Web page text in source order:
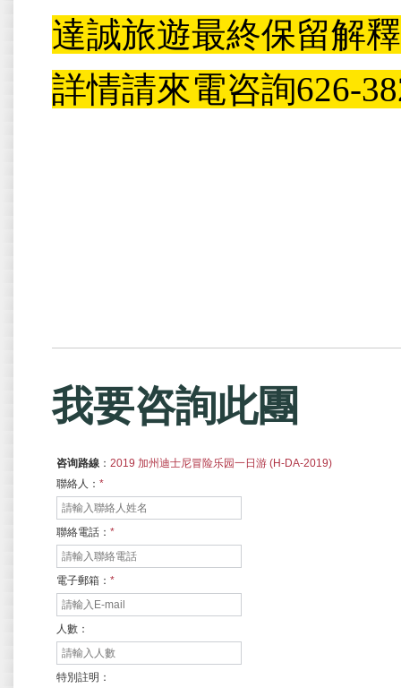
達誠旅遊最終保留解
詳情請來電咨詢626-
我要咨詢此團
咨询路線 ： 2019 加州迪士尼冒险乐园一日游 (H-DA-2019)
聯絡人： *
聯絡電話： *
電子郵箱： *
人數：
特別註明：